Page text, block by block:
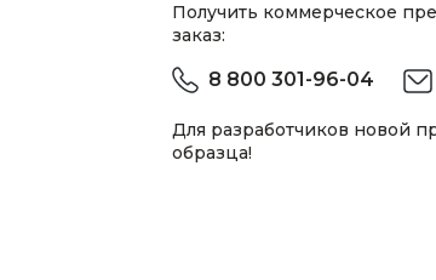
Получить коммерческое
заказ:
8 800 301-96-04
Для разработчиков новой
образца!